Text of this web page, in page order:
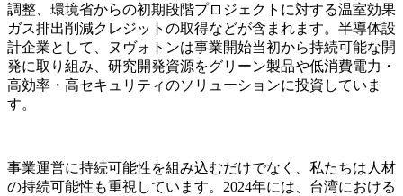
調整、環境省からの初期段階プロジェクトに対する温室効果
ガス排出削減クレジットの取得などが含まれます。半導体設
計企業として、ヌヴォトンは事業開始当初から持続可能な開
発に取り組み、研究開発資源をグリーン製品や低消費電力・
高効率・高セキュリティのソリューションに投資していま
す。
事業運営に持続可能性を組み込むだけでなく、私たちは人材
の持続可能性も重視しています。2024年には、台湾における